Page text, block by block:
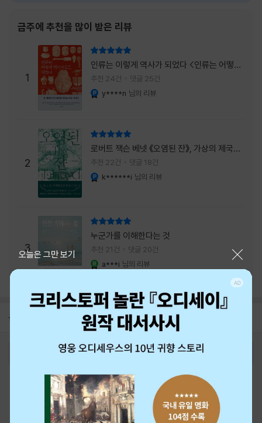
려는 걸까, 아니면 같이 논의를 하자는 걸까 고
개를 갸웃거리며 책을 펴들었다. * 틈만 나면
경적을 울리고 욕을 입에 달고 사는 선배와 일
하고 있는 하치. 히토미 클린이라는 청소업체
직원으로 일하는 그녀가 바라는 것은 그저 고요
한
금주에 추천을 많이 받은 리뷰
1
인류는 이렇게 역사가 되었다 <인류는 어떻게
역사가 되었나>
추천 24건 댓글 25건
y****n 님의 리뷰
2
로버트 잭슨 베넷 《오염된 잔》, 가상의 제국이
주는 실감과 미스터리 사건의 치밀함이 이루어
내는 최상의 시너지...
추천 22건 댓글 18건
k******i 님의 리뷰
3
누군가를 이해한다는 것
추천 21건 댓글 20건
a***i 님의 리뷰
공지 26년 NBCI 수상 안내
2026-08-01
오늘은 그만 보기
로그인 최근 본 상품 주문/배송
고객센터 1544-3800 티켓 1544-6399
중고샵 1566-4295
eBook 1:1문의/채팅상담
예스이십사(주) 사업자 정보